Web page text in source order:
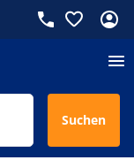
Suchen